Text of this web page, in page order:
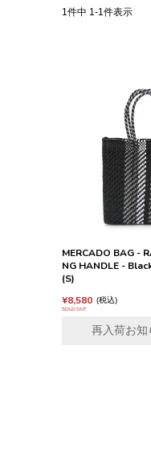
1 件中 1 -1 件表示
MERCADO BAG -
NG HANDLE -
(S)
¥8,580 税込
SOLD OUT
再入荷お知